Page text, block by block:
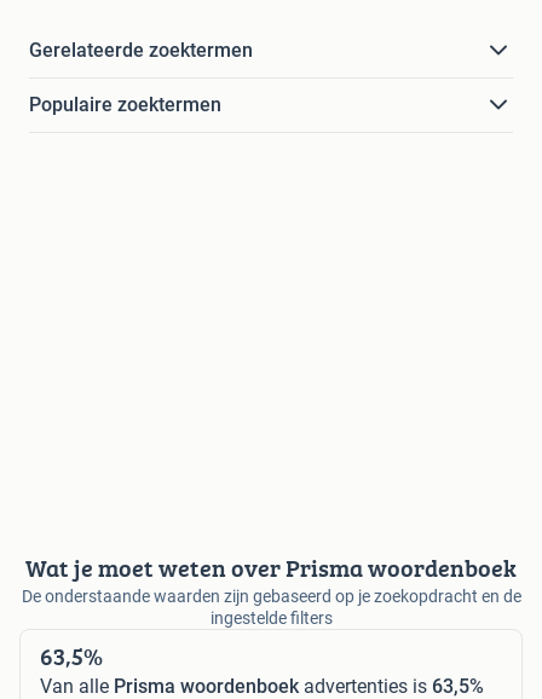
Gerelateerde zoektermen
Populaire zoektermen
Wat je moet weten over Prisma woordenboek
De onderstaande waarden zijn gebaseerd op je zoekopdracht en de
ingestelde filters
63,5%
Van alle Prisma woordenboekadvertenties is 63,5%